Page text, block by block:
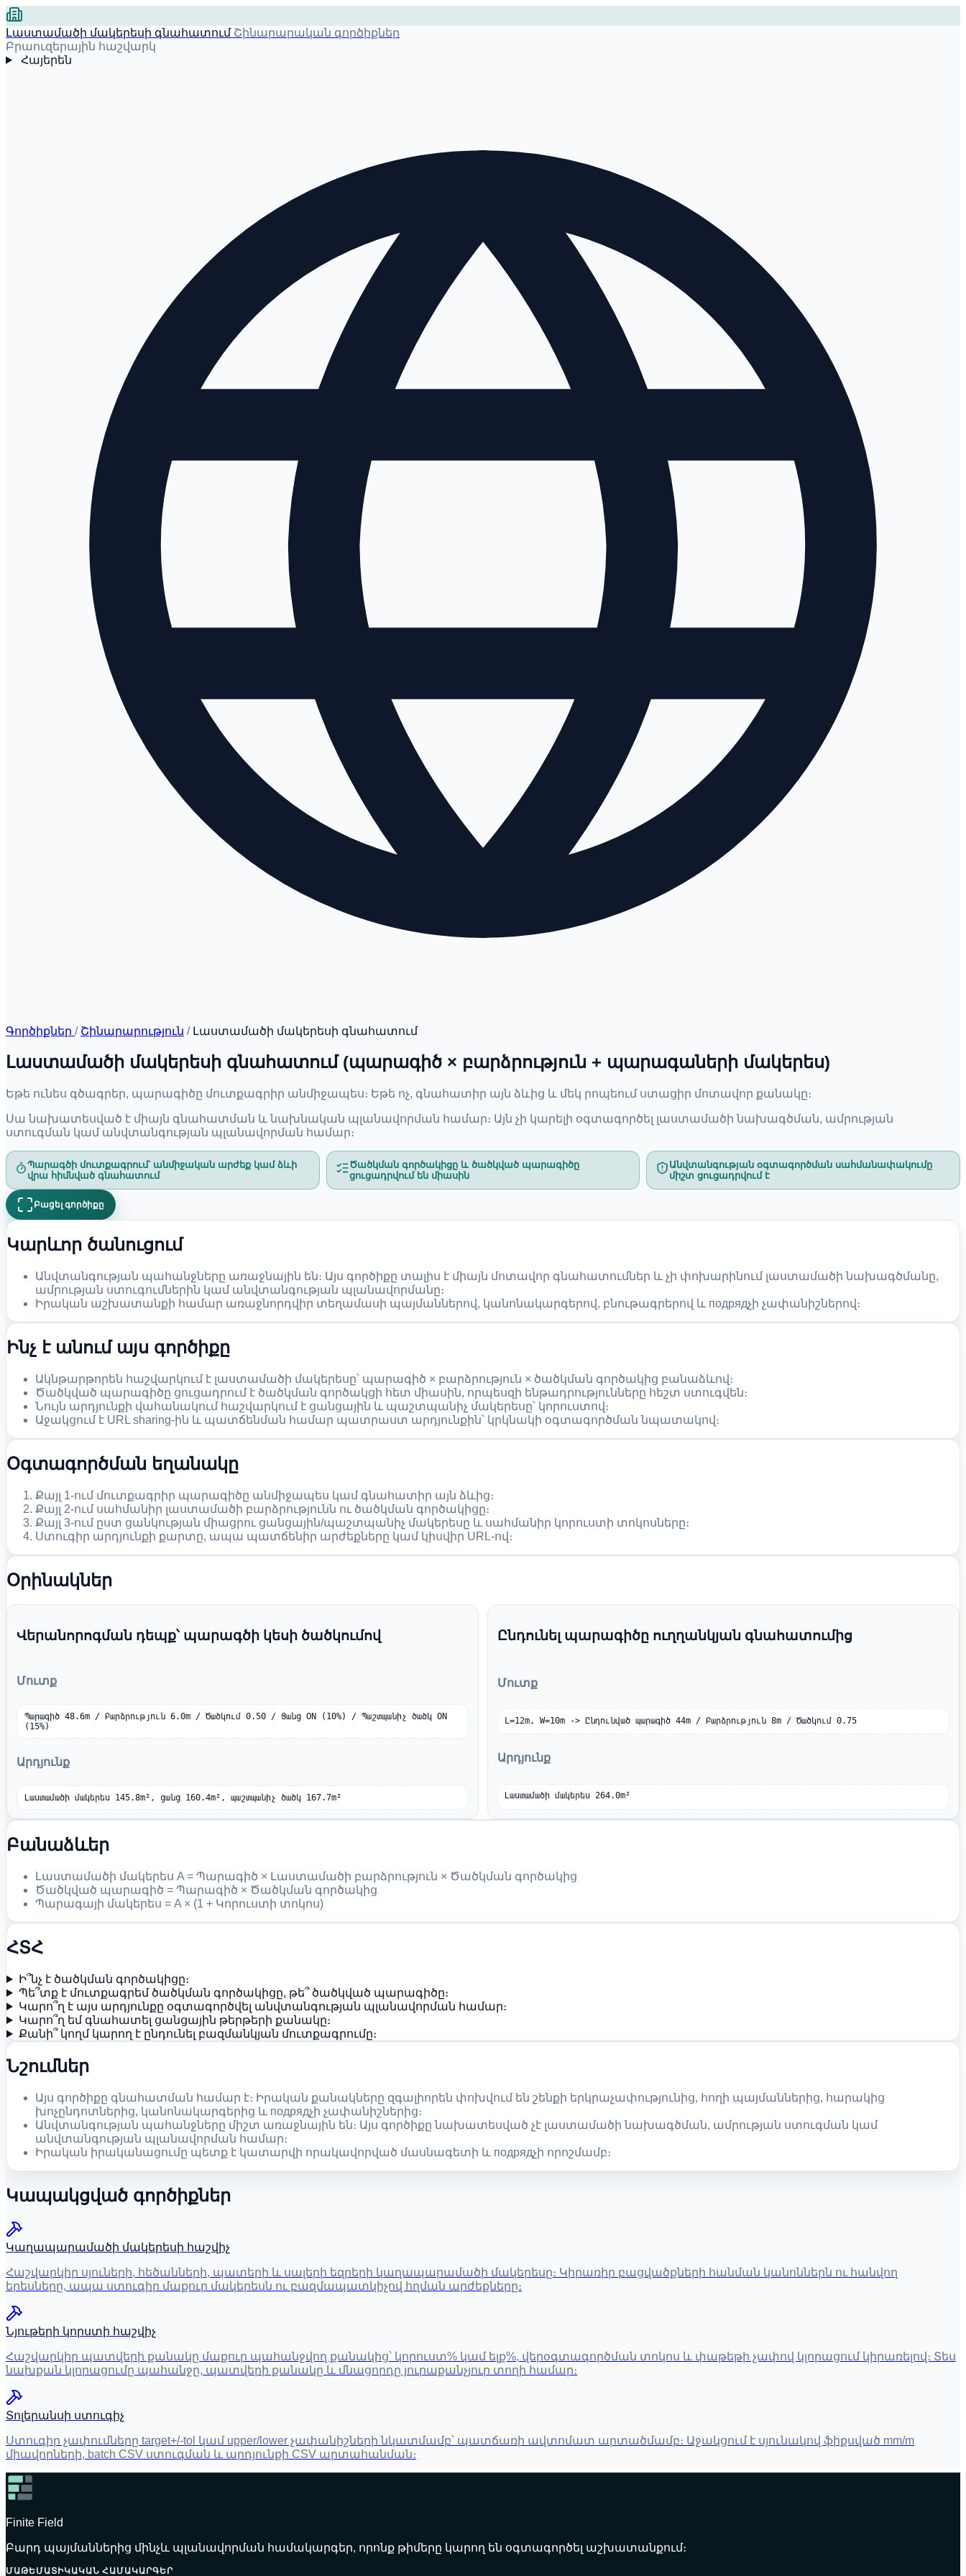
Լաստամածի մակերեսի գնահատում Շինարարական գործիքներ
Բրաուզերային հաշվարկ
Հայերեն
Գործիքներ / Շինարարություն / Լաստամածի մակերեսի գնահատում
Լաստամածի մակերեսի գնահատում (պարագիծ × բարձրություն + պարագաների մակերես)
Եթե ունես գծագրեր, պարագիծը մուտքագրիր անմիջապես։ Եթե ոչ, գնահատիր այն ձևից և մեկ րոպեում ստացիր մոտավոր քանակը։
Սա նախատեսված է միայն գնահատման և նախնական պլանավորման համար։ Այն չի կարելի օգտագործել լաստամածի նախագծման, ամրության
ստուգման կամ անվտանգության պլանավորման համար։
Պարագծի մուտքագրում՝ անմիջական արժեք կամ ձևի
վրա հիմնված գնահատում
Ծածկման գործակիցը և ծածկված պարագիծը
ցուցադրվում են միասին
Անվտանգության օգտագործման սահմանափակումը
միշտ ցուցադրվում է
Բացել գործիքը
Կարևոր ծանուցում
Անվտանգության պահանջները առաջնային են։ Այս գործիքը տալիս է միայն մոտավոր գնահատումներ և չի փոխարինում լաստամածի նախագծմանը,
ամրության ստուգումներին կամ անվտանգության պլանավորմանը։
Իրական աշխատանքի համար առաջնորդվիր տեղամասի պայմաններով, կանոնակարգերով, բնութագրերով և подрядչի չափանիշներով։
Ինչ է անում այս գործիքը
Ակնթարթորեն հաշվարկում է լաստամածի մակերեսը՝ պարագիծ × բարձրություն × ծածկման գործակից բանաձևով։
Ծածկված պարագիծը ցուցադրում է ծածկման գործակցի հետ միասին, որպեսզի ենթադրությունները հեշտ ստուգվեն։
Նույն արդյունքի վահանակում հաշվարկում է ցանցային և պաշտպանիչ մակերեսը՝ կորուստով։
Աջակցում է URL sharing-ին և պատճենման համար պատրաստ արդյունքին՝ կրկնակի օգտագործման նպատակով։
Օգտագործման եղանակը
Քայլ 1-ում մուտքագրիր պարագիծը անմիջապես կամ գնահատիր այն ձևից։
Քայլ 2-ում սահմանիր լաստամածի բարձրությունն ու ծածկման գործակիցը։
Քայլ 3-ում ըստ ցանկության միացրու ցանցային/պաշտպանիչ մակերեսը և սահմանիր կորուստի տոկոսները։
Ստուգիր արդյունքի քարտը, ապա պատճենիր արժեքները կամ կիսվիր URL-ով։
Օրինակներ
Վերանորոգման դեպք՝ պարագծի կեսի ծածկումով
Մուտք
Պարագիծ 48.6m / Բարձրություն 6.0m / Ծածկում 0.50 / Ցանց ON (10%) / Պաշտպանիչ ծածկ ON
(15%)
Արդյունք
Լաստամածի մակերես 145.8m², ցանց 160.4m², պաշտպանիչ ծածկ 167.7m²
Ընդունել պարագիծը ուղղանկյան գնահատումից
Մուտք
L=12m, W=10m -> Ընդունված պարագիծ 44m / Բարձրություն 8m / Ծածկում 0.75
Արդյունք
Լաստամածի մակերես 264.0m²
Բանաձևեր
Լաստամածի մակերես A = Պարագիծ × Լաստամածի բարձրություն × Ծածկման գործակից
Ծածկված պարագիծ = Պարագիծ × Ծածկման գործակից
Պարագայի մակերես = A × (1 + Կորուստի տոկոս)
ՀՏՀ
Ի՞նչ է ծածկման գործակիցը։
Պե՞տք է մուտքագրեմ ծածկման գործակիցը, թե՞ ծածկված պարագիծը։
Կարո՞ղ է այս արդյունքը օգտագործվել անվտանգության պլանավորման համար։
Կարո՞ղ եմ գնահատել ցանցային թերթերի քանակը։
Քանի՞ կողմ կարող է ընդունել բազմանկյան մուտքագրումը։
Նշումներ
Այս գործիքը գնահատման համար է։ Իրական քանակները զգալիորեն փոխվում են շենքի երկրաչափությունից, հողի պայմաններից, հարակից
խոչընդոտներից, կանոնակարգերից և подрядչի չափանիշներից։
Անվտանգության պահանջները միշտ առաջնային են։ Այս գործիքը նախատեսված չէ լաստամածի նախագծման, ամրության ստուգման կամ
անվտանգության պլանավորման համար։
Իրական իրականացումը պետք է կատարվի որակավորված մասնագետի և подрядչի որոշմամբ։
Կապակցված գործիքներ
Կաղապարամածի մակերեսի հաշվիչ
Հաշվարկիր սյուների, հեծանների, պատերի և սալերի եզրերի կաղապարամածի մակերեսը։ Կիրառիր բացվածքների հանման կանոններն ու հանվող
երեսները, ապա ստուգիր մաքուր մակերեսն ու բազմապատկիչով հղման արժեքները։
Նյութերի կորստի հաշվիչ
Հաշվարկիր պատվերի քանակը մաքուր պահանջվող քանակից՝ կորուստ% կամ ելք%, վերօգտագործման տոկոս և փաթեթի չափով կլորացում կիրառելով։ Տես
նախքան կլորացումը պահանջը, պատվերի քանակը և մնացորդը յուրաքանչյուր տողի համար։
Տոլերանսի ստուգիչ
Ստուգիր չափումները target+/-tol կամ upper/lower չափանիշների նկատմամբ՝ պատճառի ավտոմատ արտածմամբ։ Աջակցում է սյունակով ֆիքսված mm/m
միավորների, batch CSV ստուգման և արդյունքի CSV արտահանման։
Finite Field
Բարդ պայմաններից մինչև պլանավորման համակարգեր, որոնք թիմերը կարող են օգտագործել աշխատանքում։
ՄԱԹԵՄԱՏԻԿԱԿԱՆ ՀԱՄԱԿԱՐԳԵՐ